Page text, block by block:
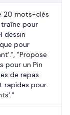
20 mots-clés
pour
dessin
pour
"Propose
pour un Pin
de repas
rapides pour